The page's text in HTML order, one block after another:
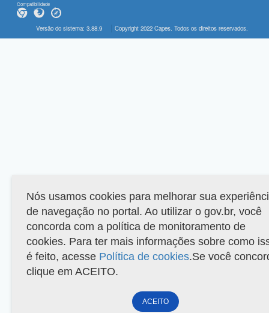
Compatibilidade
Versão do sistema: 3.88.9 Copyright 2022 Capes. Todos os direitos reservados.
Nós usamos cookies para melhorar sua
de navegação no portal. Ao utilizar o gov.br, você
concorda com a política de monitoramento de
cookies. Para ter mais informações sobre como
é feito, acesse Política de cookies.Se você
clique em ACEITO.
ACEITO